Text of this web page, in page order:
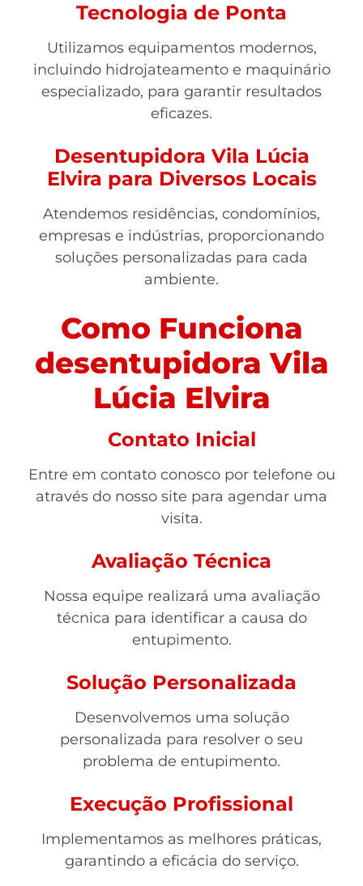
Tecnologia de Ponta
Utilizamos equipamentos modernos,
incluindo hidrojateamento e maquinário
especializado, para garantir resultados
eficazes.
Desentupidora Vila Lúcia
Elvira para Diversos Locais
Atendemos residências, condomínios,
empresas e indústrias, proporcionando
soluções personalizadas para cada
ambiente.
Como Funciona
desentupidora Vila
Lúcia Elvira
Contato Inicial
Entre em contato conosco por telefone ou
através do nosso site para agendar uma
visita.
Avaliação Técnica
Nossa equipe realizará uma avaliação
técnica para identificar a causa do
entupimento.
Solução Personalizada
Desenvolvemos uma solução
personalizada para resolver o seu
problema de entupimento.
Execução Profissional
Implementamos as melhores práticas,
garantindo a eficácia do serviço.